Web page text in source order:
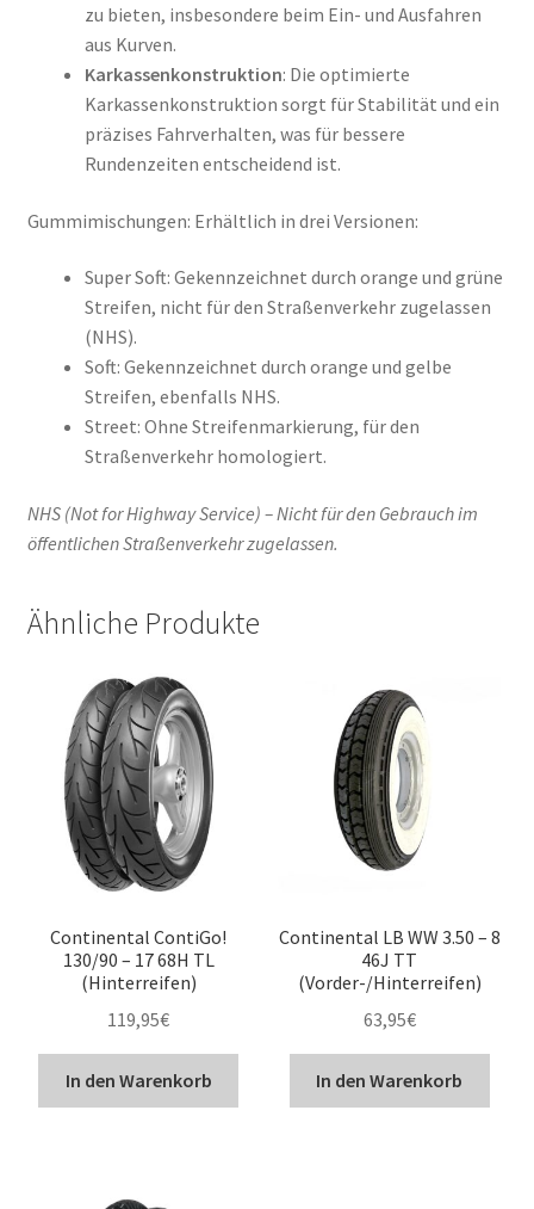
zu bieten, insbesondere beim Ein- und Ausfahren
aus Kurven.
Karkassenkonstruktion: Die optimierte
Karkassenkonstruktion sorgt für Stabilität und ein
präzises Fahrverhalten, was für bessere
Rundenzeiten entscheidend ist.
Gummimischungen: Erhältlich in drei Versionen:
Super Soft: Gekennzeichnet durch orange und grüne
Streifen, nicht für den Straßenverkehr zugelassen
(NHS).
Soft: Gekennzeichnet durch orange und gelbe
Streifen, ebenfalls NHS.
Street: Ohne Streifenmarkierung, für den
Straßenverkehr homologiert.
NHS (Not for Highway Service) – Nicht für den Gebrauch im
öffentlichen Straßenverkehr zugelassen.
Ähnliche Produkte
Continental ContiGo!
130/90 – 17 68H TL
(Hinterreifen)
119,95€
In den Warenkorb
Continental LB WW 3.50 – 8
46J TT
(Vorder-/Hinterreifen)
63,95€
In den Warenkorb